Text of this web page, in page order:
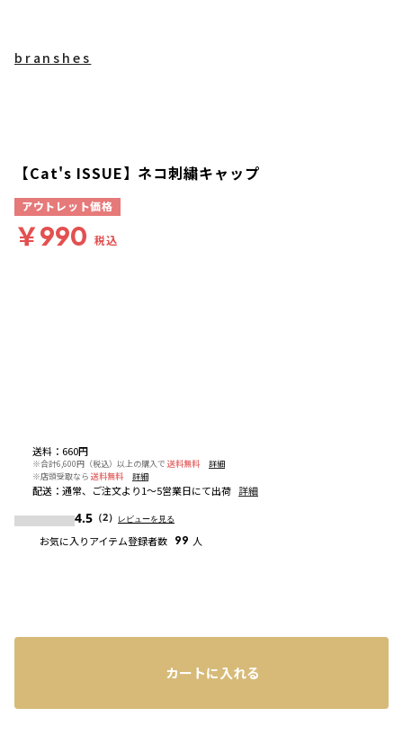
送料 ： 660円
※合計6,600円（税込）以上の購入で 送料無料
詳細
※店頭受取なら 送料無料 詳細
配送 ： 通常、ご注文より1～5営業日にて出荷 詳細
4.5 （2） レビューを見る
お気に入りアイテム登録者数 99 人
branshes
【Cat's ISSUE】ネコ刺繍キャップ
アウトレット価格
￥990 税込
カートに入れる